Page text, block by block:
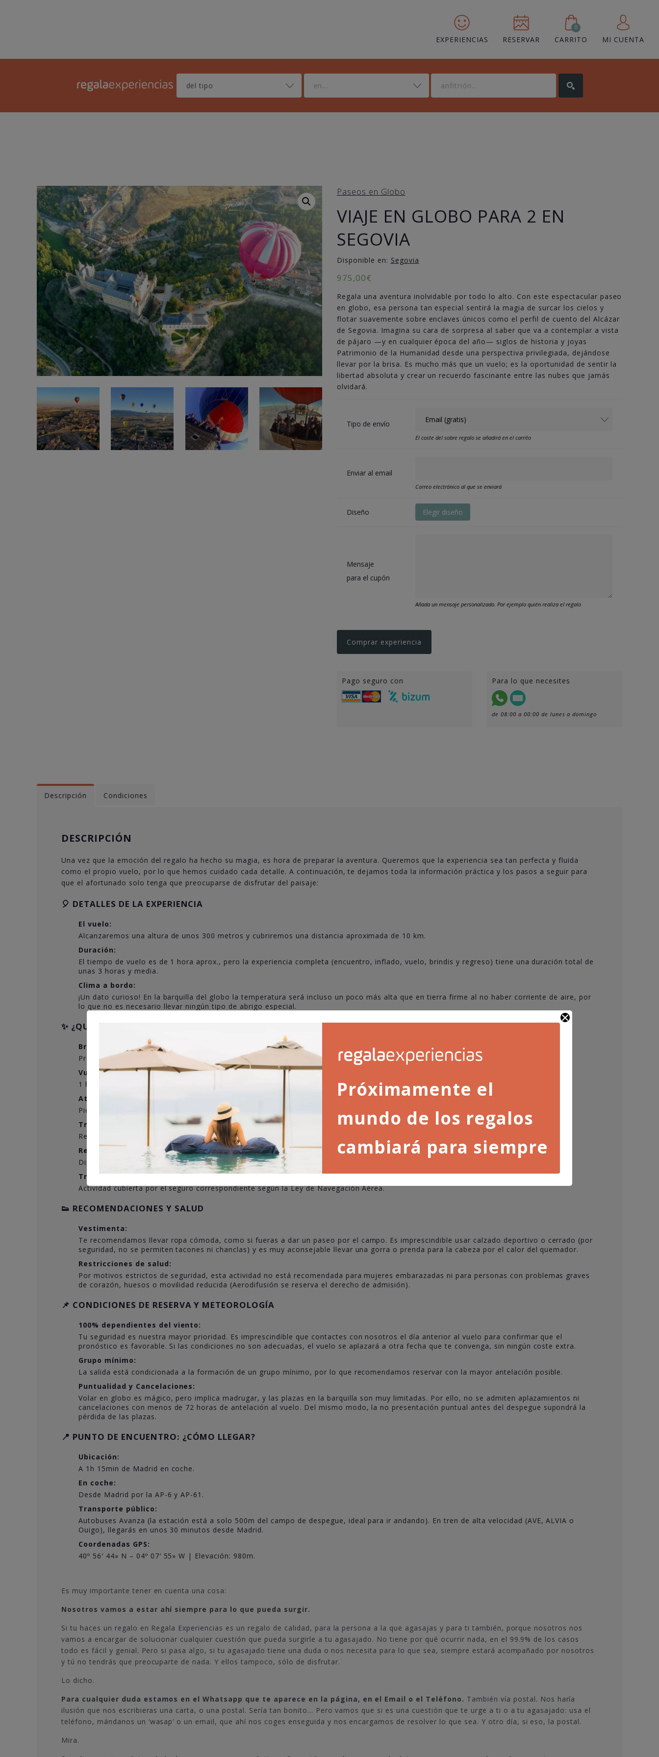
EXPERIENCIAS RESERVAR
0
CARRITO MI CUENTA
en...
Paseos en Globo
VIAJE EN GLOBO PARA 2 EN
SEGOVIA
Disponible en: Segovia
975,00€
Regala una aventura inolvidable por todo lo alto. Con este espectacular paseo
en globo, esa persona tan especial sentirá la magia de surcar los cielos y
flotar suavemente sobre enclaves únicos como el perfil de cuento del Alcázar
de Segovia. Imagina su cara de sorpresa al saber que va a contemplar a vista
de pájaro —y en cualquier época del año— siglos de historia y joyas
Patrimonio de la Humanidad desde una perspectiva privilegiada, dejándose
llevar por la brisa. Es mucho más que un vuelo; es la oportunidad de sentir la
libertad absoluta y crear un recuerdo fascinante entre las nubes que jamás
olvidará.
Tipo de envío
El coste del sobre regalo se añadirá en el carrito
Enviar al email
Correo electrónico al que se enviará
Diseño Elegir diseño
Mensaje
para el cupón
Añada un mensaje personalizado. Por ejemplo quién realiza el regalo
Comprar experiencia
Pago seguro con Para lo que necesites
de 08:00 a 00:00 de lunes a domingo
Descripción Condiciones
DESCRIPCIÓN
Una vez que la emoción del regalo ha hecho su magia, es hora de preparar la aventura. Queremos que la experiencia sea tan perfecta y fluida
como el propio vuelo, por lo que hemos cuidado cada detalle. A continuación, te dejamos toda la información práctica y los pasos a seguir para
que el afortunado solo tenga que preocuparse de disfrutar del paisaje:
🎈 DETALLES DE LA EXPERIENCIA
El vuelo:
Alcanzaremos una altura de unos 300 metros y cubriremos una distancia aproximada de 10 km.
Duración:
El tiempo de vuelo es de 1 hora aprox., pero la experiencia completa (encuentro, inflado, vuelo, brindis y regreso) tiene una duración total de
unas 3 horas y media.
Clima a bordo:
¡Un dato curioso! En la barquilla del globo la temperatura será incluso un poco más alta que en tierra firme al no haber corriente de aire, por
lo que no es necesario llevar ningún tipo de abrigo especial.
✨ ¿QUÉ INCLUYE ESTE REGALO?
Briefing pre-vuelo:
Preparación y nociones básicas antes del despegue.
Vuelo en globo:
1 hora surcando el cielo.
Aterrizaje con sabor:
Picnic campestre y el tradicional brindis con cava para celebrar el vuelo.
Traslados:
Regreso cómodo desde el punto de aterrizaje hasta el inicio en nuestros vehículos 4×4.
Recuerdos imborrables:
Diploma acreditativo de vuelo y un reportaje completo de fotos y vídeo.
Tranquilidad total:
Actividad cubierta por el seguro correspondiente según la Ley de Navegación Aérea.
👟 RECOMENDACIONES Y SALUD
Vestimenta:
Te recomendamos llevar ropa cómoda, como si fueras a dar un paseo por el campo. Es imprescindible usar calzado deportivo o cerrado (por
seguridad, no se permiten tacones ni chanclas) y es muy aconsejable llevar una gorra o prenda para la cabeza por el calor del quemador.
Restricciones de salud:
Por motivos estrictos de seguridad, esta actividad no está recomendada para mujeres embarazadas ni para personas con problemas graves
de corazón, huesos o movilidad reducida (Aerodifusión se reserva el derecho de admisión).
📌 CONDICIONES DE RESERVA Y METEOROLOGÍA
100% dependientes del viento:
Tu seguridad es nuestra mayor prioridad. Es imprescindible que contactes con nosotros el día anterior al vuelo para confirmar que el
pronóstico es favorable. Si las condiciones no son adecuadas, el vuelo se aplazará a otra fecha que te convenga, sin ningún coste extra.
Grupo mínimo:
La salida está condicionada a la formación de un grupo mínimo, por lo que recomendamos reservar con la mayor antelación posible.
Puntualidad y Cancelaciones:
Volar en globo es mágico, pero implica madrugar, y las plazas en la barquilla son muy limitadas. Por ello, no se admiten aplazamientos ni
cancelaciones con menos de 72 horas de antelación al vuelo. Del mismo modo, la no presentación puntual antes del despegue supondrá la
pérdida de las plazas.
📍 PUNTO DE ENCUENTRO: ¿CÓMO LLEGAR?
Ubicación:
A 1h 15min de Madrid en coche.
En coche:
Desde Madrid por la AP-6 y AP-61.
Transporte público:
Autobuses Avanza (la estación está a solo 500m del campo de despegue, ideal para ir andando). En tren de alta velocidad (AVE, ALVIA o
Ouigo), llegarás en unos 30 minutos desde Madrid.
Coordenadas GPS:
40º 56′ 44» N – 04º 07′ 55» W | Elevación: 980m.
Es muy importante tener en cuenta una cosa:
Nosotros vamos a estar ahí siempre para lo que pueda surgir.
Si tu haces un regalo en Regala Experiencias es un regalo de calidad, para la persona a la que agasajas y para ti también, porque nosotros nos
vamos a encargar de solucionar cualquier cuestión que pueda surgirle a tu agasajado. No tiene por qué ocurrir nada, en el 99.9% de los casos
todo es fácil y genial. Pero si pasa algo, si tu agasajado tiene una duda o nos necesita para lo que sea, siempre estará acompañado por nosotros
y tú no tendrás que preocuparte de nada. Y ellos tampoco, sólo de disfrutar.
Lo dicho.
Para cualquier duda estamos en el Whatsapp que te aparece en la página, en el Email o el Teléfono. También vía postal. Nos haría
ilusión que nos escribieras una carta, o una postal. Sería tan bonito… Pero vamos que si es una cuestión que te urge a ti o a tu agasajado: usa el
teléfono, mándanos un ‘wasap’ o un email, que ahí nos coges enseguida y nos encargamos de resolver lo que sea. Y otro día, si eso, la postal.
Mira.
Próximamente el
mundo de los regalos
cambiará para siempre